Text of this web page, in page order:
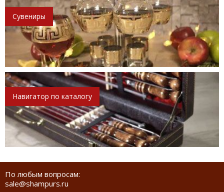
Сувениры
Навигатор по каталогу
По любым вопросам:
sale@shampurs.ru